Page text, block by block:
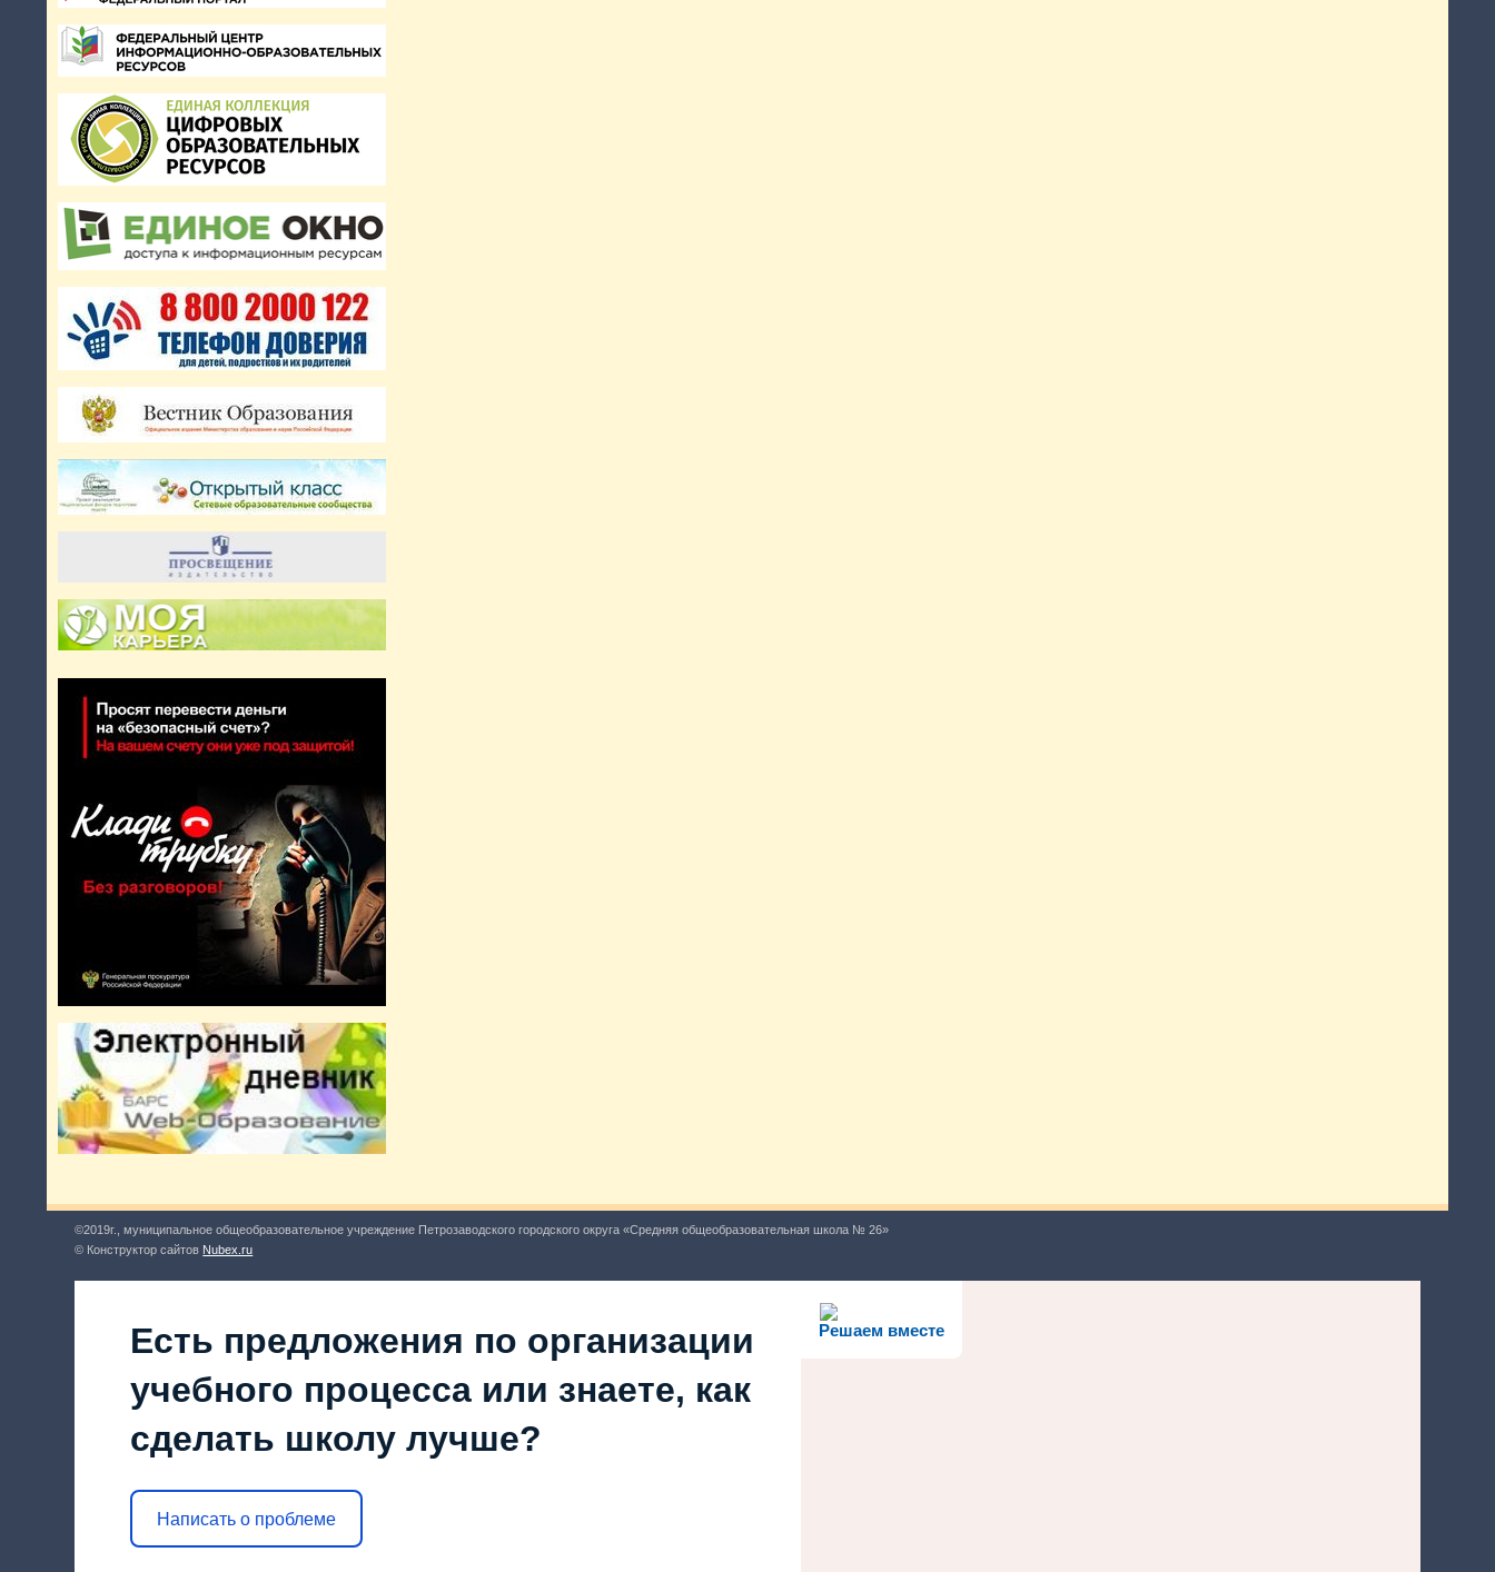
©2019г., муниципальное общеобразовательное учреждение Петрозаводского городского округа «Средняя общеобразовательная школа № 26»
© Конструктор сайтов Nubex.ru
Решаем вместе
Есть предложения по организации
учебного процесса или знаете, как
сделать школу лучше?
Написать о проблеме